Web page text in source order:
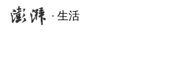
∙生活